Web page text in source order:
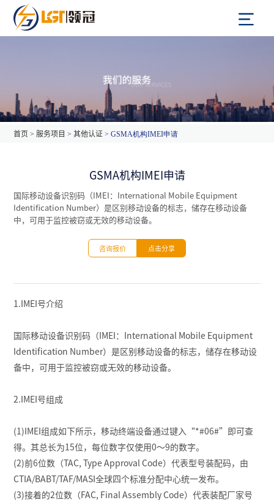
首页 >服务项目 >其他认证 > GSMA机构IMEI申请
GSMA机构IMEI申请
国际移动设备识别码（IMEI：International Mobile Equipment
Identification Number）是区别移动设备的标志，储存在移动设备
中，可用于监控被窃或无效的移动设备。
咨询报价 点击分享
1.IMEI号介绍
国际移动设备识别码（IMEI：International Mobile Equipment
Identification Number）是区别移动设备的标志，储存在移动设
备中，可用于监控被窃或无效的移动设备。
2.IMEI号组成
(1)IMEI组成如下所示，移动终端设备通过键入“*#06#”即可查
得。其总长为15位，每位数字仅使用0～9的数字。
(2)前6位数（TAC, Type Approval Code）代表型号装配码，由
CTIA/BABT/TAF/MASI全球四个标准分配中心统一发布。
(3)接着的2位数（FAC, Final Assembly Code）代表装配厂家号